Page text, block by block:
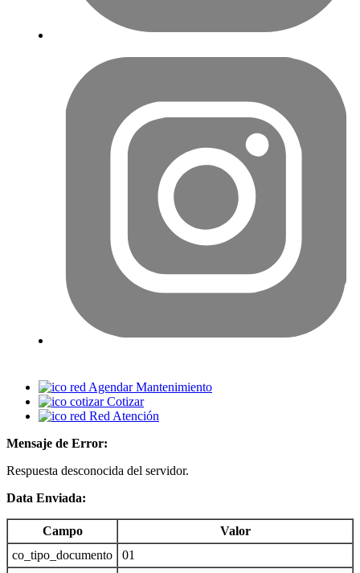
Agendar Mantenimiento
Cotizar
Red Atención
Mensaje de Error:
Respuesta desconocida del servidor.
Data Enviada:
Campo
Valor
co_tipo_documento
01